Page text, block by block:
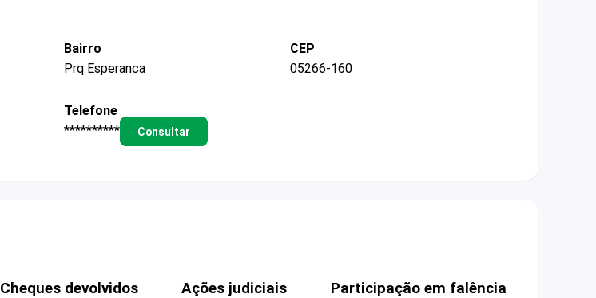
Bairro
Prq Esperanca
CEP
05266-160
Telefone
**********
Consultar
Cheques devolvidos Ações judiciais Participação em falência